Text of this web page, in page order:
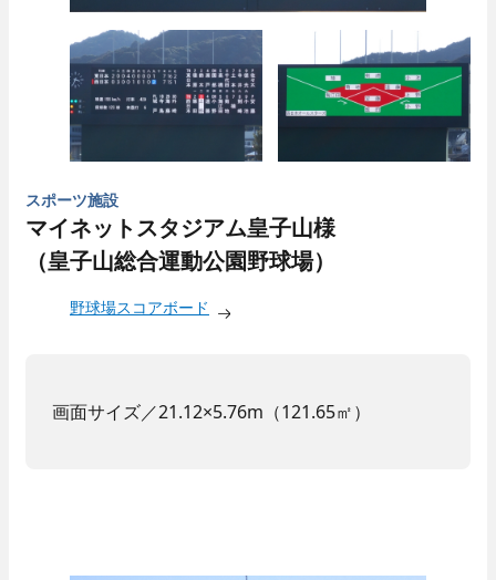
スポーツ施設
マイネットスタジアム皇子山様
（皇子山総合運動公園野球場）
野球場スコアボード
画面サイズ／21.12×5.76m（121.65㎡）